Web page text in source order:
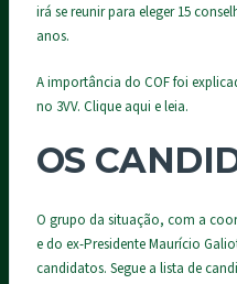
irá se reunir para eleger 15
anos.
A importância do COF foi
no 3VV. Clique aqui e leia.
OS
O grupo da situação, com a
e do ex-Presidente Maurício
candidatos. Segue a lista de